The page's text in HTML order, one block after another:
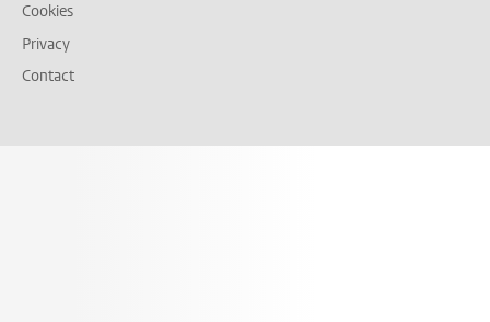
Cookies
Privacy
Contact